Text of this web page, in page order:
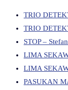
TRIO
TRIO
STOP –
LIMA
LIMA
PASUKAN